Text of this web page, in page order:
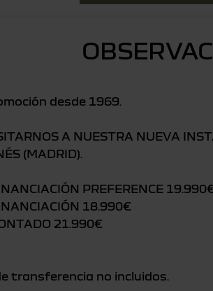
desde 1969.
A NUESTRA NUEVA
(MADRID).
PREFERENCE
18.990€
21.990€
transferencia no incluidos.